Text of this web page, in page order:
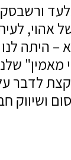
אהוי,
– היתה
קצת לדבר
ושיווק